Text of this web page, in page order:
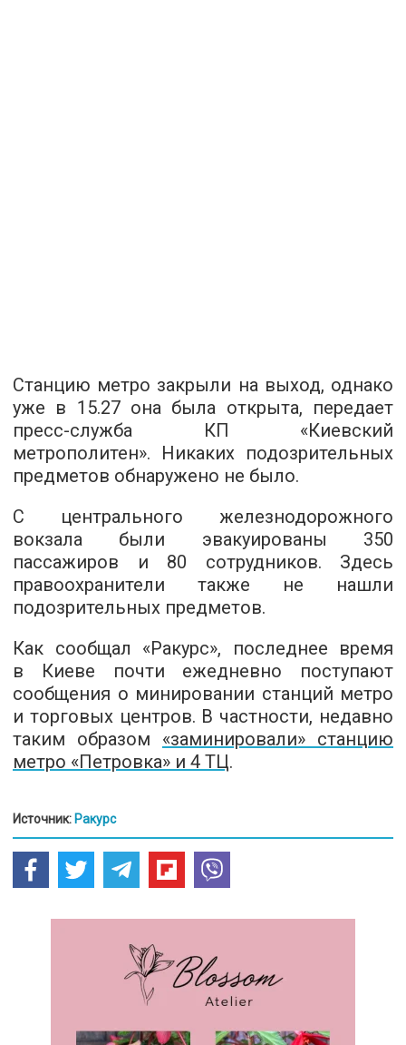
Станцию метро закрыли на выход, однако
уже в 15.27 она была открыта, передает
пресс-служба КП «Киевский
метрополитен». Никаких подозрительных
предметов обнаружено не было.
С центрального железнодорожного
вокзала были эвакуированы 350
пассажиров и 80 сотрудников. Здесь
правоохранители также не нашли
подозрительных предметов.
Как сообщал «Ракурс», последнее время
в Киеве почти ежедневно поступают
сообщения о минировании станций метро
и торговых центров. В частности, недавно
таким образом «заминировали» станцию
метро «Петровка» и 4 ТЦ.
Источник: Ракурс